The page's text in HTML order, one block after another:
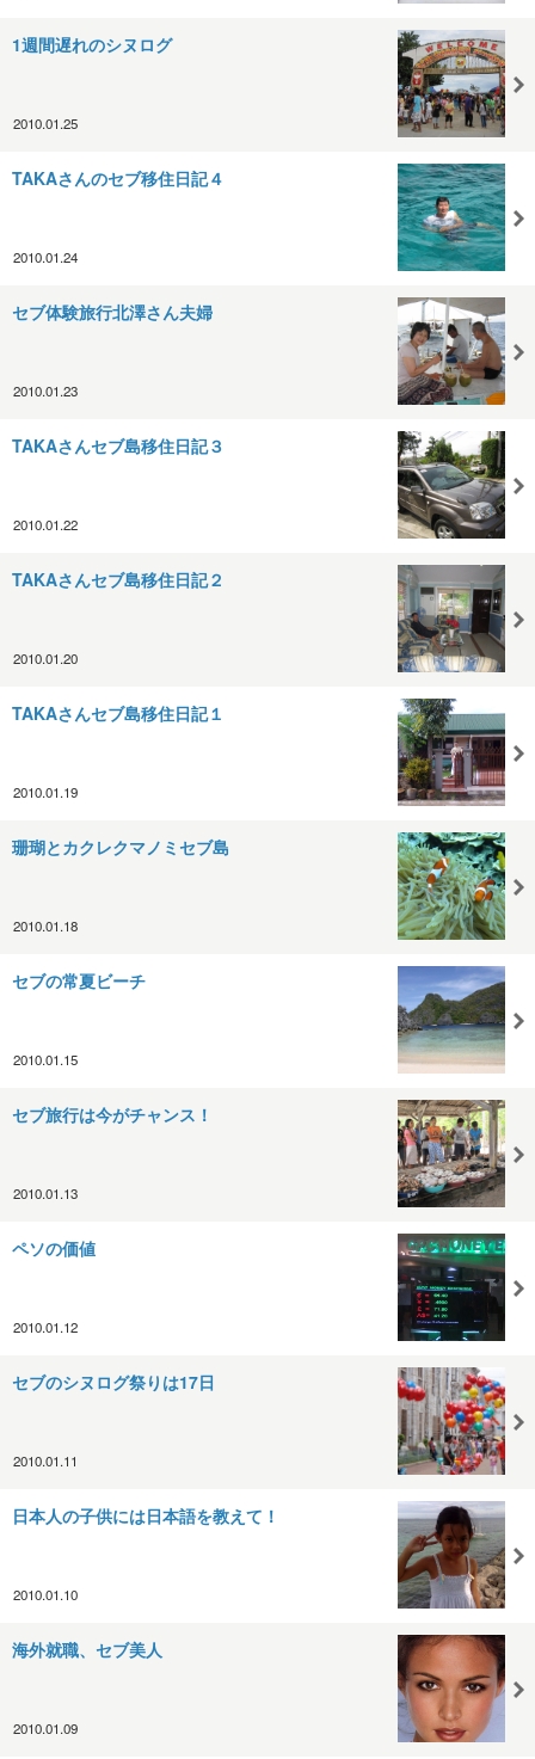
1週間遅れのシヌログ
2010.01.25
TAKAさんのセブ移住日記４
2010.01.24
セブ体験旅行北澤さん夫婦
2010.01.23
TAKAさんセブ島移住日記３
2010.01.22
TAKAさんセブ島移住日記２
2010.01.20
TAKAさんセブ島移住日記１
2010.01.19
珊瑚とカクレクマノミセブ島
2010.01.18
セブの常夏ビーチ
2010.01.15
セブ旅行は今がチャンス！
2010.01.13
ペソの価値
2010.01.12
セブのシヌログ祭りは17日
2010.01.11
日本人の子供には日本語を教えて！
2010.01.10
海外就職、セブ美人
2010.01.09